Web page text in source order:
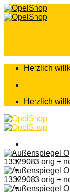
Zum
Inhalt
Herzlich
Herzlich
Home
Shop
Teileanfrage
Teileliste